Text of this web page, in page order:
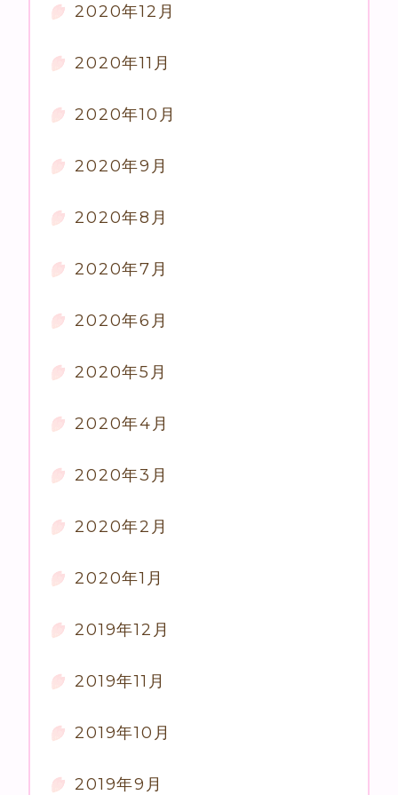
2020年12月
2020年11月
2020年10月
2020年9月
2020年8月
2020年7月
2020年6月
2020年5月
2020年4月
2020年3月
2020年2月
2020年1月
2019年12月
2019年11月
2019年10月
2019年9月